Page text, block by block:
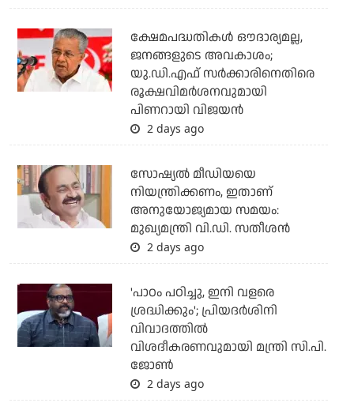
ക്ഷേമപദ്ധതികള്‍ ഔദാര്യമല്ല,
ജനങ്ങളുടെ അവകാശം;
യു.ഡി.എഫ് സര്‍ക്കാരിനെതിരെ
രൂക്ഷവിമര്‍ശനവുമായി
പിണറായി വിജയന്‍
2 days ago
സോഷ്യല്‍ മീഡിയയെ
നിയന്ത്രിക്കണം, ഇതാണ്
അനുയോജ്യമായ സമയം:
മുഖ്യമന്ത്രി വി.ഡി. സതീശന്‍
2 days ago
'പാഠം പഠിച്ചു, ഇനി വളരെ
ശ്രദ്ധിക്കും'; പ്രിയദര്‍ശിനി
വിവാദത്തില്‍
വിശദീകരണവുമായി മന്ത്രി സി.പി.
ജോണ്‍
2 days ago